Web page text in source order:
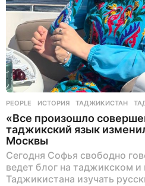
PEOPLE ИСТОРИЯ ,ТАДЖИКИСТАН ,
«Все произошло
таджикский язык
Москвы
Сегодня Софья свободно
ведет блог на таджикском
Таджикистана изучать